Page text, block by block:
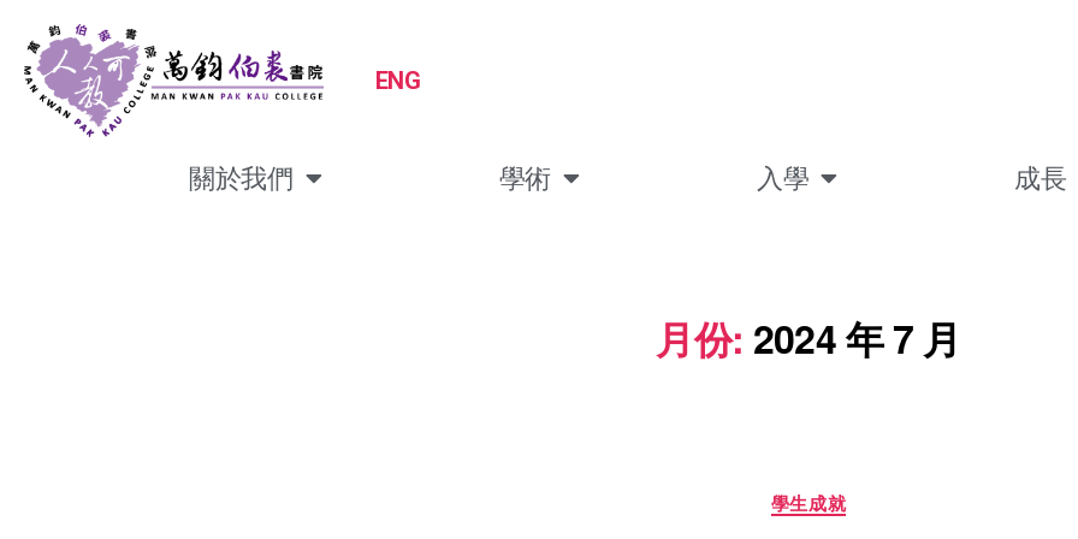
ENG
關於我們 學術 入學 成長
月份: 2024 年 7 月
學生成就